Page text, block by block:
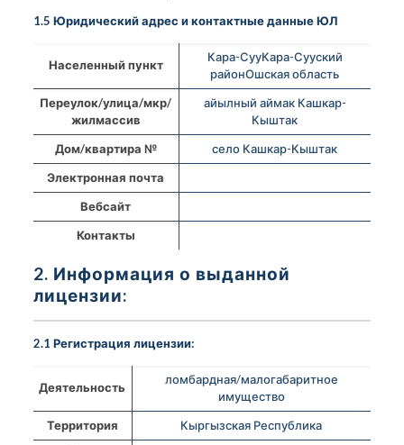
1.5 Юридический адрес и контактные данные ЮЛ
Населенный пункт
Кара-СууКара-Сууский
районОшская область
Переулок/улица/мкр/
жилмассив
айылный аймак Кашкар-
Кыштак
Дом/квартира №
село Кашкар-Кыштак
Электронная почта
Вебсайт
Контакты
2. Информация о выданной
лицензии:
2.1 Регистрация лицензии:
Деятельность
ломбардная/малогабаритное
имущество
Территория
Кыргызская Республика